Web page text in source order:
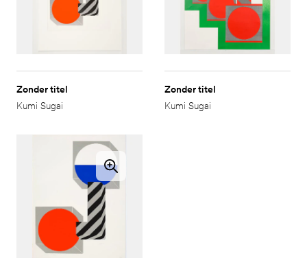
Zonder titel
Kumi Sugai
Zonder titel
Kumi Sugai